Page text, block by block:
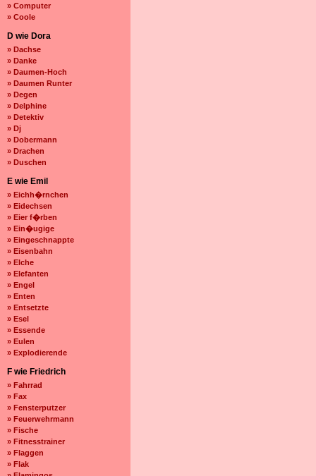
» Computer
» Coole
D wie Dora
» Dachse
» Danke
» Daumen-Hoch
» Daumen Runter
» Degen
» Delphine
» Detektiv
» Dj
» Dobermann
» Drachen
» Duschen
E wie Emil
» Eichh�rnchen
» Eidechsen
» Eier f�rben
» Ein�ugige
» Eingeschnappte
» Eisenbahn
» Elche
» Elefanten
» Engel
» Enten
» Entsetzte
» Esel
» Essende
» Eulen
» Explodierende
F wie Friedrich
» Fahrrad
» Fax
» Fensterputzer
» Feuerwehrmann
» Fische
» Fitnesstrainer
» Flaggen
» Flak